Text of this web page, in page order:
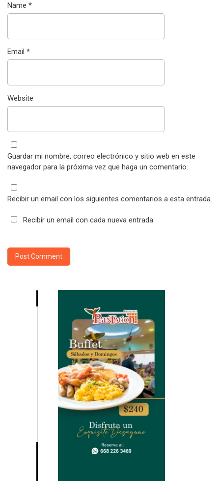
Name *
Email *
Website
Guardar mi nombre, correo electrónico y sitio web en este
navegador para la próxima vez que haga un comentario.
Recibir un email con los siguientes comentarios a esta entrada.
Recibir un email con cada nueva entrada.